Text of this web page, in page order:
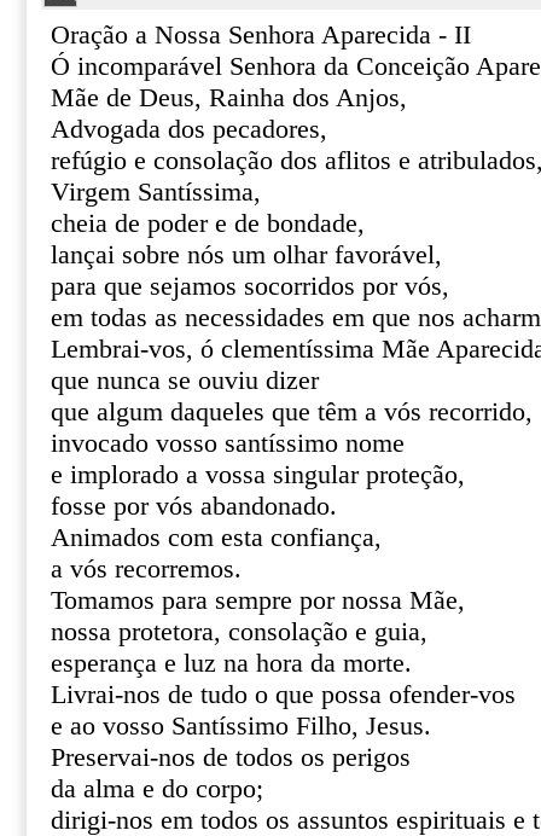
Oração a Nossa Senhora Aparecida - II
Ó incomparável Senhora da Conceição
Mãe de Deus, Rainha dos Anjos,
Advogada dos pecadores,
refúgio e consolação dos aflitos e
Virgem Santíssima,
cheia de poder e de bondade,
lançai sobre nós um olhar favorável,
para que sejamos socorridos por vós,
em todas as necessidades em que nos
Lembrai-vos, ó clementíssima Mãe
que nunca se ouviu dizer
que algum daqueles que têm a vós recorrido,
invocado vosso santíssimo nome
e implorado a vossa singular proteção,
fosse por vós abandonado.
Animados com esta confiança,
a vós recorremos.
Tomamos para sempre por nossa Mãe,
nossa protetora, consolação e guia,
esperança e luz na hora da morte.
Livrai-nos de tudo o que possa ofender-vos
e ao vosso Santíssimo Filho, Jesus.
Preservai-nos de todos os perigos
da alma e do corpo;
dirigi-nos em todos os assuntos espirituais e